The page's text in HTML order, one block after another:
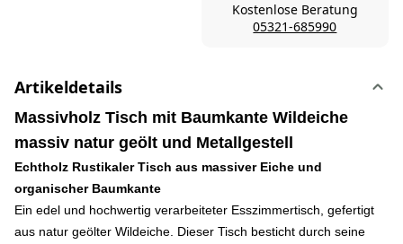
Kostenlose Beratung
05321-685990
Artikeldetails
Massivholz Tisch mit Baumkante Wildeiche
massiv natur geölt und Metallgestell
Echtholz Rustikaler Tisch aus massiver Eiche und
organischer Baumkante
Ein edel und hochwertig verarbeiteter Esszimmertisch, gefertigt
aus natur geölter Wildeiche. Dieser Tisch besticht durch seine